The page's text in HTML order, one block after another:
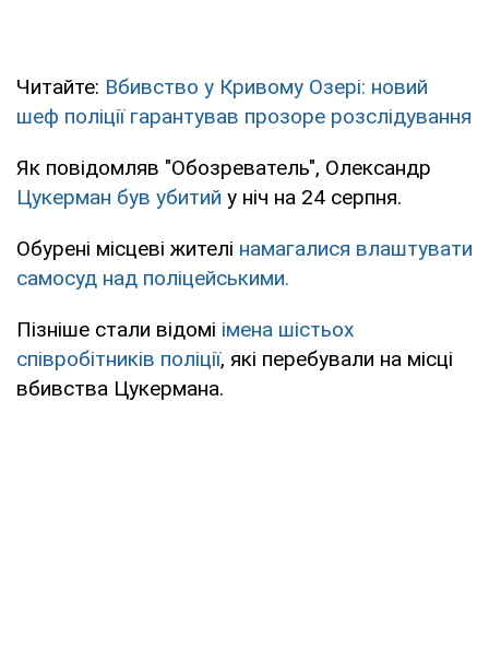
Читайте: Вбивство у Кривому Озері: новий
шеф поліції гарантував прозоре розслідування
Як повідомляв "Обозреватель", Олександр
Цукерман був убитий у ніч на 24 серпня.
Обурені місцеві жителі намагалися влаштувати
самосуд над поліцейськими.
Пізніше стали відомі імена шістьох
співробітників поліції, які перебували на місці
вбивства Цукермана.